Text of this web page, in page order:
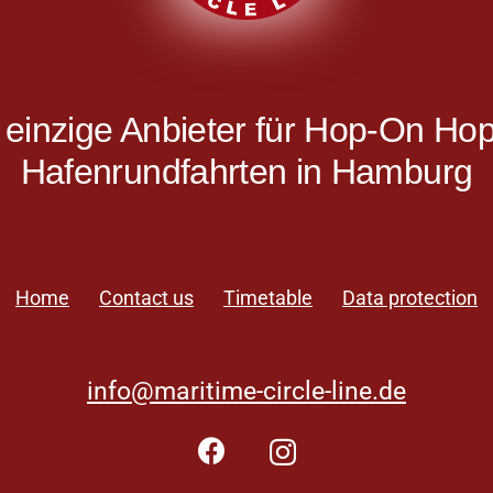
Anbieter für Hop-On
Hafenrundfahrten in Hamburg
Home Contact us Timetable Data protection
info@maritime-circle-line.de